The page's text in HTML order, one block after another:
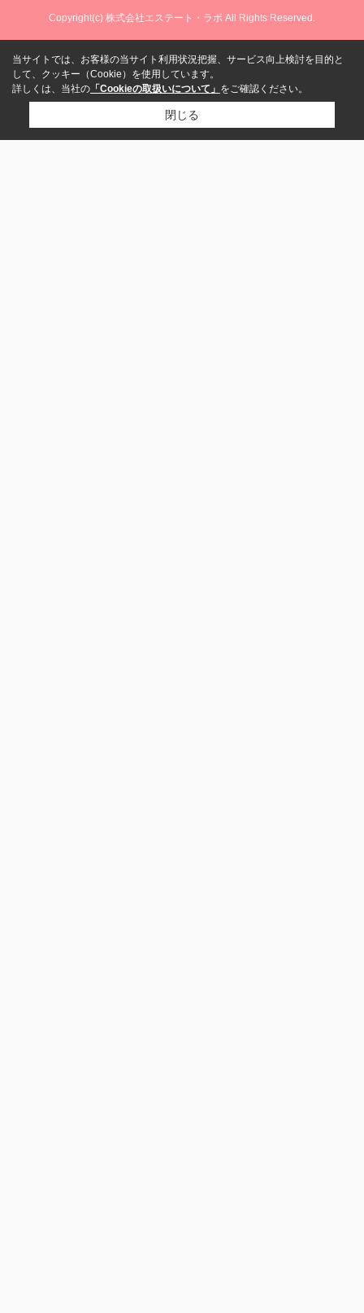
Copyright(c) 株式会社エステート・ラボ All Rights Reserved.
当サイトでは、お客様の当サイト利用状況把握、サービス向上検討を目的と
して、クッキー（Cookie）を使用しています。
詳しくは、当社の 「Cookieの取扱いについて」 をご確認ください。
閉じる